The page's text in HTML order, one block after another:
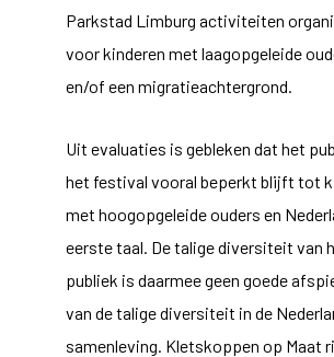
Parkstad Limburg activiteiten
voor kinderen met laagopgeleide
en/of een migratieachtergrond.
Uit evaluaties is gebleken dat het
het festival vooral beperkt blijft tot
met hoogopgeleide ouders en
eerste taal. De talige diversiteit van
publiek is daarmee geen goede
van de talige diversiteit in de
samenleving. Kletskoppen op Maat